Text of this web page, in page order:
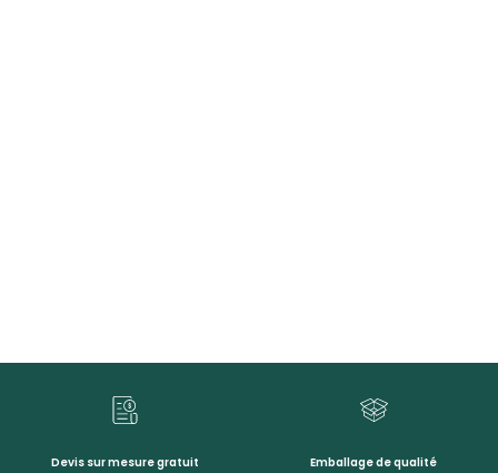
Devis sur mesure gratuit Emballage de qualité